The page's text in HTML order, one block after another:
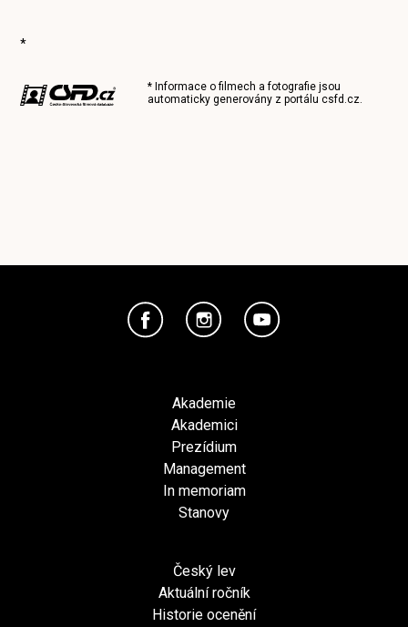
*
* Informace o filmech a fotografie jsou
automaticky generovány z portálucsfd.cz.
Akademie
Akademici
Prezídium
Management
In memoriam
Stanovy
Český lev
Aktuální ročník
Historie ocenění